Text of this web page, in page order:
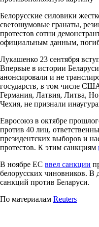
Белорусские силовики
светошумовые гранаты,
протестов сотни
официальным данным,
Лукашенко 23 сентября
Впервые в истории
анонсировали и не
государств, в том числе
Германия, Латвия, Литва,
Чехия, не признали
Евросоюз в октябре
против 40 лиц,
президентских выборов и
протестов. К этим санкциям
В ноябре ЕС ввел санкции
белорусских чиновников. В
санкций против Беларуси.
По материалам Reuters